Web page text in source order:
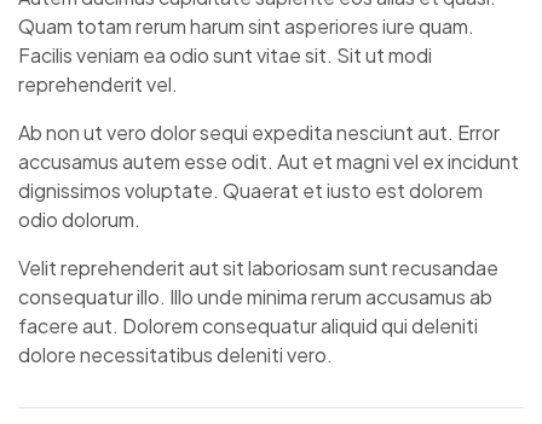
Quam totam rerum harum sint asperiores iure quam.
Facilis veniam ea odio sunt vitae sit. Sit ut modi
reprehenderit vel.
Ab non ut vero dolor sequi expedita nesciunt aut. Error
accusamus autem esse odit. Aut et magni vel ex incidunt
dignissimos voluptate. Quaerat et iusto est dolorem
odio dolorum.
Velit reprehenderit aut sit laboriosam sunt recusandae
consequatur illo. Illo unde minima rerum accusamus ab
facere aut. Dolorem consequatur aliquid qui deleniti
dolore necessitatibus deleniti vero.